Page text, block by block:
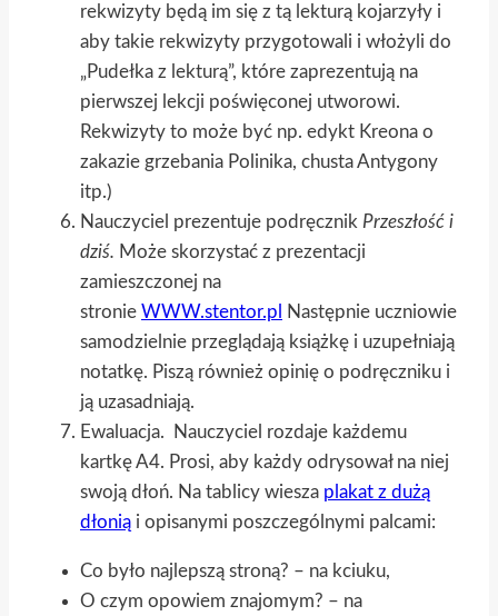
rekwizyty będą im się z tą lekturą kojarzyły i
aby takie rekwizyty przygotowali i włożyli do
„Pudełka z lekturą”, które zaprezentują na
pierwszej lekcji poświęconej utworowi.
Rekwizyty to może być np. edykt Kreona o
zakazie grzebania Polinika, chusta Antygony
itp.)
Nauczyciel prezentuje podręcznik Przeszłość i
dziś. Może skorzystać z prezentacji
zamieszczonej na
stronie WWW.stentor.pl
Następnie uczniowie
samodzielnie przeglądają książkę i uzupełniają
notatkę. Piszą również opinię o podręczniku i
ją uzasadniają.
Ewaluacja. Nauczyciel rozdaje każdemu
kartkę A4. Prosi, aby każdy odrysował na niej
swoją dłoń. Na tablicy wiesza plakat z dużą
dłonią i opisanymi poszczególnymi palcami:
Co było najlepszą stroną? – na kciuku,
O czym opowiem znajomym? – na